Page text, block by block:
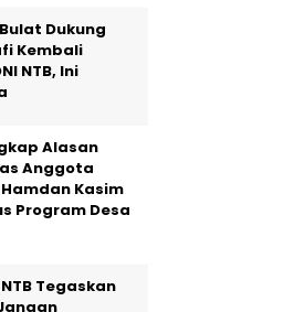
Dukung
Kembali
NTB, Ini
Alasan
Anggota
Hamdan Kasim
Program Desa
Tegaskan